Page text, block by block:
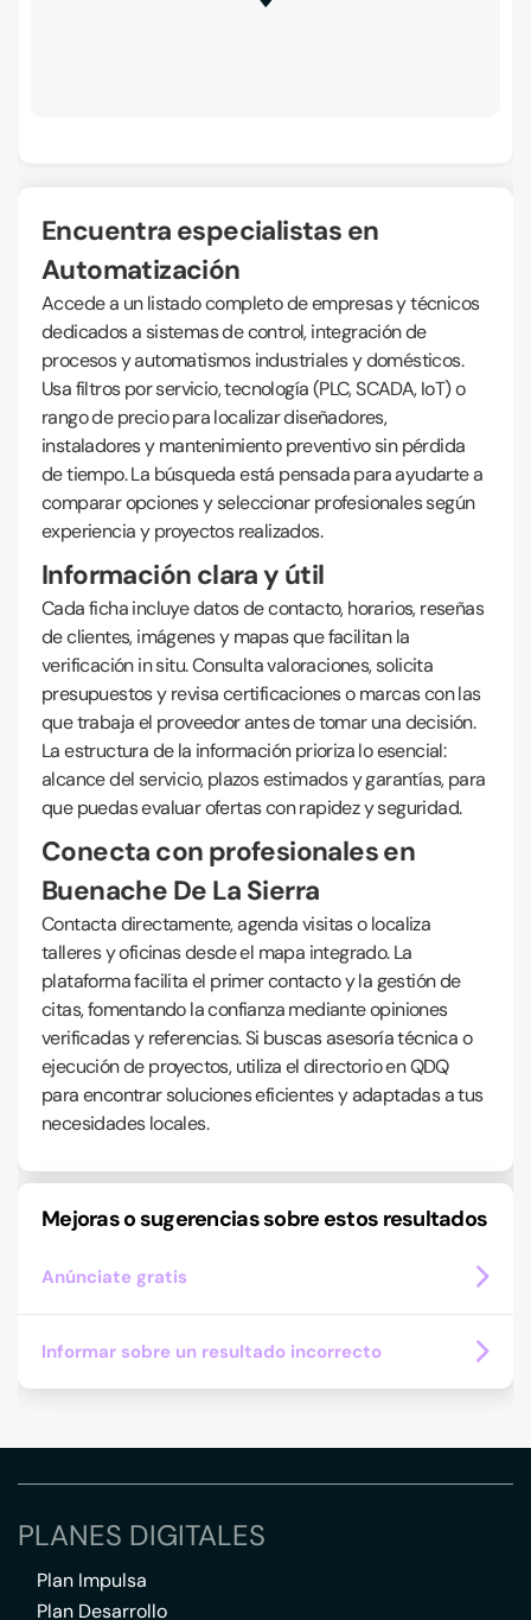
Encuentra especialistas en
Automatización
Accede a un listado completo de empresas y técnicos
dedicados a sistemas de control, integración de
procesos y automatismos industriales y domésticos.
Usa filtros por servicio, tecnología (PLC, SCADA, IoT) o
rango de precio para localizar diseñadores,
instaladores y mantenimiento preventivo sin pérdida
de tiempo. La búsqueda está pensada para ayudarte a
comparar opciones y seleccionar profesionales según
experiencia y proyectos realizados.
Información clara y útil
Cada ficha incluye datos de contacto, horarios, reseñas
de clientes, imágenes y mapas que facilitan la
verificación in situ. Consulta valoraciones, solicita
presupuestos y revisa certificaciones o marcas con las
que trabaja el proveedor antes de tomar una decisión.
La estructura de la información prioriza lo esencial:
alcance del servicio, plazos estimados y garantías, para
que puedas evaluar ofertas con rapidez y seguridad.
Conecta con profesionales en
Buenache De La Sierra
Contacta directamente, agenda visitas o localiza
talleres y oficinas desde el mapa integrado. La
plataforma facilita el primer contacto y la gestión de
citas, fomentando la confianza mediante opiniones
verificadas y referencias. Si buscas asesoría técnica o
ejecución de proyectos, utiliza el directorio en QDQ
para encontrar soluciones eficientes y adaptadas a tus
necesidades locales.
Mejoras o sugerencias sobre estos resultados
Anúnciate gratis
Informar sobre un resultado incorrecto
PLANES DIGITALES
Plan Impulsa
Plan Desarrollo